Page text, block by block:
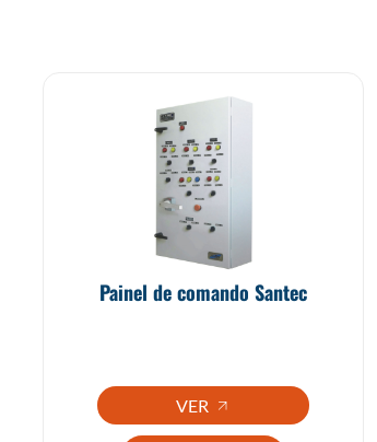
Painel de comando Santec
VER